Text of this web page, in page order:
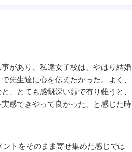
があり、私達女子校は、やはり結婚
先生達に心を伝えたかった。よく、
、とても感慨深い顔で有り難うと、
感できやって良かった。と感じた時
トをそのまま寄せ集めた感じでは